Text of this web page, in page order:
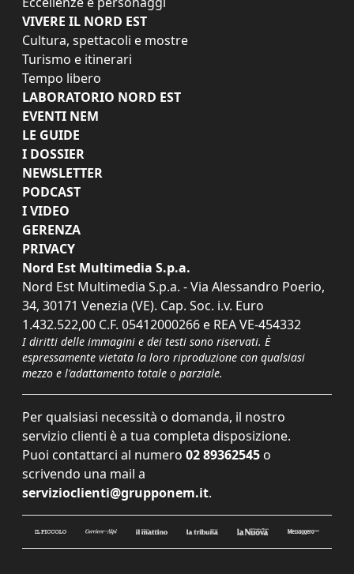
VIVERE IL NORD EST
Cultura, spettacoli e mostre
Turismo e itinerari
Tempo libero
LABORATORIO NORD EST
EVENTI NEM
LE GUIDE
I DOSSIER
NEWSLETTER
PODCAST
I VIDEO
GERENZA
PRIVACY
Nord Est Multimedia S.p.a.
Nord Est Multimedia S.p.a. - Via Alessandro Poerio,
34, 30171 Venezia (VE). Cap. Soc. i.v. Euro
1.432.522,00 C.F. 05412000266 e REA VE-454332
I diritti delle immagini e dei testi sono riservati. È
espressamente vietata la loro riproduzione con qualsiasi
mezzo e l'adattamento totale o parziale.
Per qualsiasi necessità o domanda, il nostro
servizio clienti è a tua completa disposizione.
Puoi contattarci al numero 02 89362545 o
scrivendo una mail a
servizioclienti@grupponem.it.